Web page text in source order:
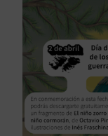
d
e
n
e
s
t
e